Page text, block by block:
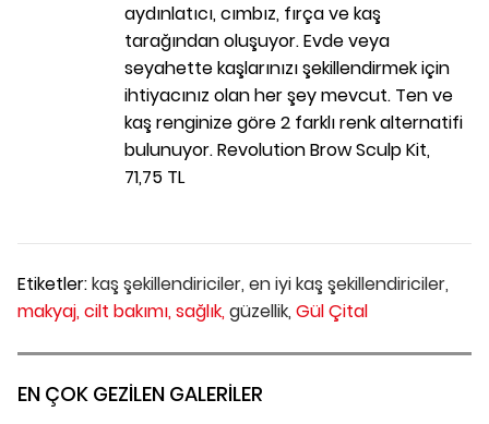
aydınlatıcı, cımbız, fırça ve kaş
tarağından oluşuyor. Evde veya
seyahette kaşlarınızı şekillendirmek için
ihtiyacınız olan her şey mevcut. Ten ve
kaş renginize göre 2 farklı renk alternatifi
bulunuyor. Revolution Brow Sculp Kit,
71,75 TL
Etiketler:kaş şekillendiriciler, en iyi kaş şekillendiriciler,
makyaj,cilt bakımı,sağlık,güzellik, Gül Çital
EN ÇOK GEZİLEN GALERİLER